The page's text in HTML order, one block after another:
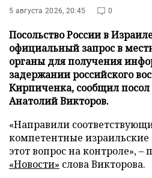
5 августа 2026, 20:45 0
Посольство России в
официальный запрос в
органы для получения
задержании российского
Кирпиченка, сообщил посол
Анатолий Викторов.
«Направили
компетентные
этот вопрос на контроле», –
«Новости» слова Викторова.